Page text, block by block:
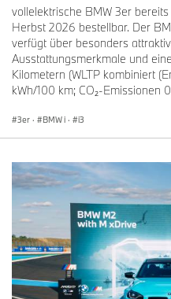
vollelektrische BMW 3er
Herbst 2026 bestellbar. Der
verfügt über besonders
Ausstattungsmerkmale und
Kilometern (WLTP kombiniert
kWh/100 km; CO₂-Emissionen
3er · BMW i · i3